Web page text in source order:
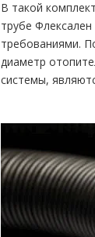
В такой
трубе
требованиями.
диаметр
системы,